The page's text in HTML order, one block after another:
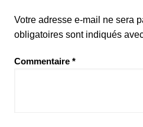
Votre adresse e-mail ne sera
obligatoires sont indiqués
Commentaire *